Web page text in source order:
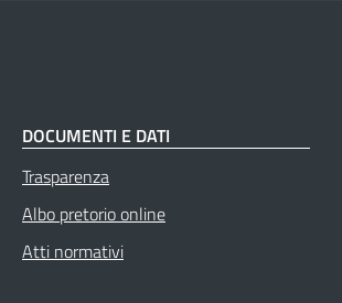
DOCUMENTI E DATI
Trasparenza
Albo pretorio online
Atti normativi